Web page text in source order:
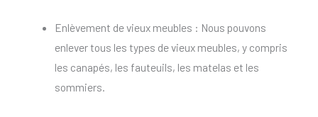
Enlèvement de vieux meubles : Nous pouvons
enlever tous les types de vieux meubles, y compris
les canapés, les fauteuils, les matelas et les
sommiers.